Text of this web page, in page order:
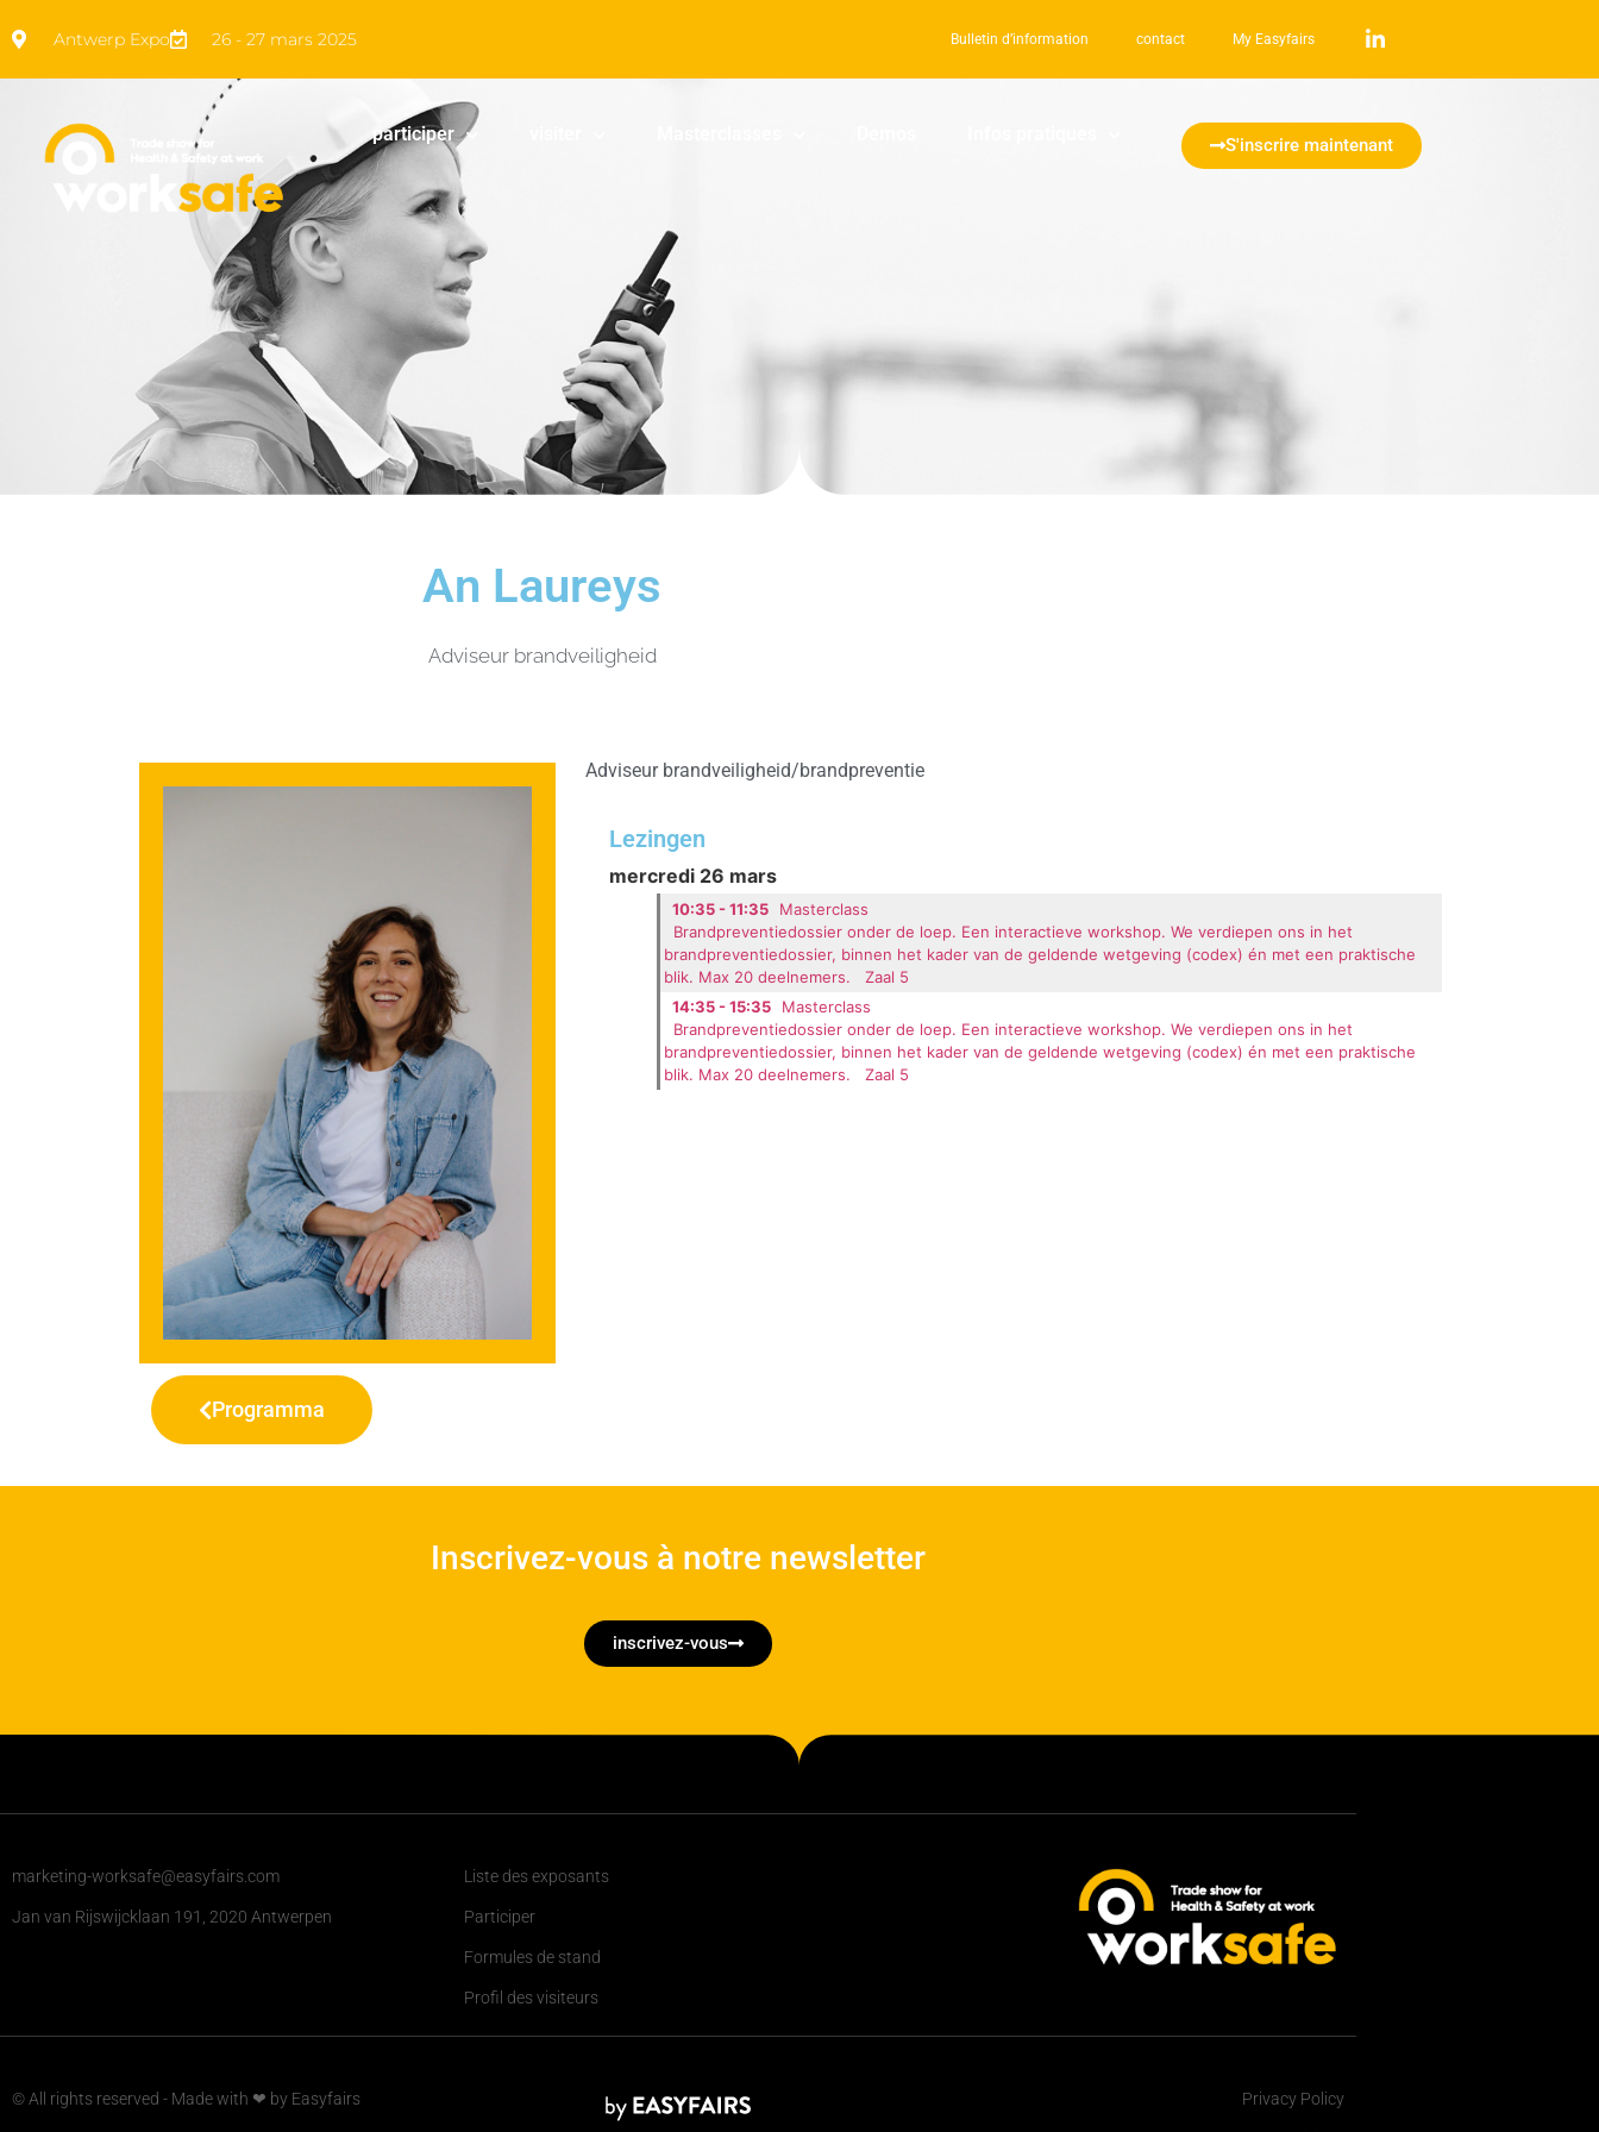
Antwerp Expo 26 - 27 mars 2025 Bulletin d’information contact My Easyfairs
participer S'inscrire maintenant
An Laureys
Adviseur brandveiligheid
Programma
Adviseur brandveiligheid/brandpreventie
Lezingen
mercredi 26 mars
10:35 - 11:35
Masterclass
Brandpreventiedossier onder de loep. Een interactieve workshop. We verdiepen ons in het
brandpreventiedossier, binnen het kader van de geldende wetgeving (codex) én met een praktische
blik. Max 20 deelnemers.
Zaal 5
14:35 - 15:35
Masterclass
Brandpreventiedossier onder de loep. Een interactieve workshop. We verdiepen ons in het
brandpreventiedossier, binnen het kader van de geldende wetgeving (codex) én met een praktische
blik. Max 20 deelnemers.
Zaal 5
Inscrivez-vous à notre newsletter
inscrivez-vous
marketing-worksafe@easyfairs.com
Jan van Rijswijcklaan 191, 2020 Antwerpen
Liste des exposants
Participer
Formules de stand
Profil des visiteurs
© All rights reserved - Made with ❤ by Easyfairs Privacy Policy